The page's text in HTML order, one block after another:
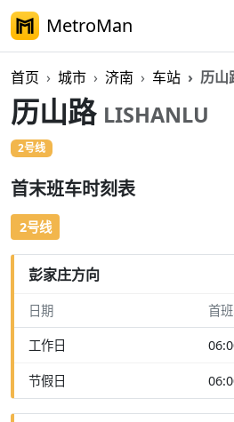
MetroMan
首页 城市 济南 车站 历山
历山路 LISHANLU
2号线
首末班车时刻表
2号线
彭家庄方向
日期 首
工作日
节假日